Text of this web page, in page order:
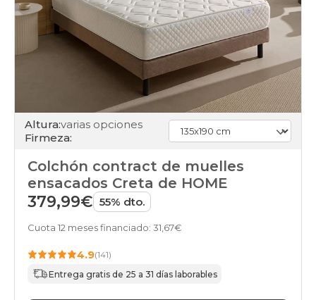
Altura:varias opciones
Firmeza:
Colchón contract de muelles
ensacados Creta de HOME
379,99€ 55% dto.
Cuota 12 meses financiado: 31,67€
4.9(141)
Entrega gratis de 25 a 31 días laborables